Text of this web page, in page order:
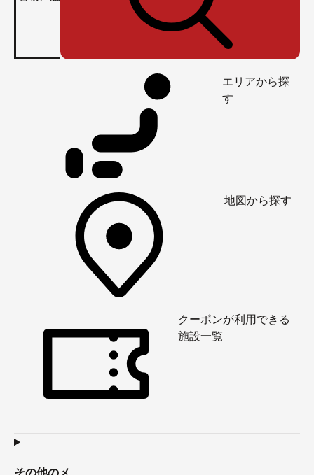
エリアから探
す
地図から探す
クーポンが利用できる
施設一覧